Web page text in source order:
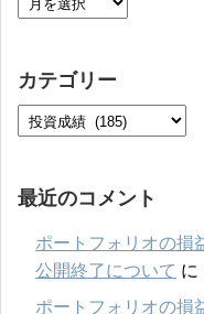
カテゴリー
最近のコメント
ポートフォリオの損
公開終了について に
ポートフォリオの損